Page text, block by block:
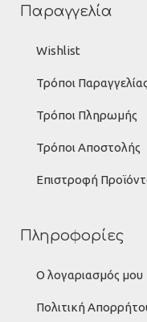
Παραγγελία
Wishlist
Τρόποι Παραγγελίας
Τρόποι Πληρωμής
Τρόποι Αποστολής
Επιστροφή
Πληροφορίες
Ο λογαριασμός μου
Πολιτική